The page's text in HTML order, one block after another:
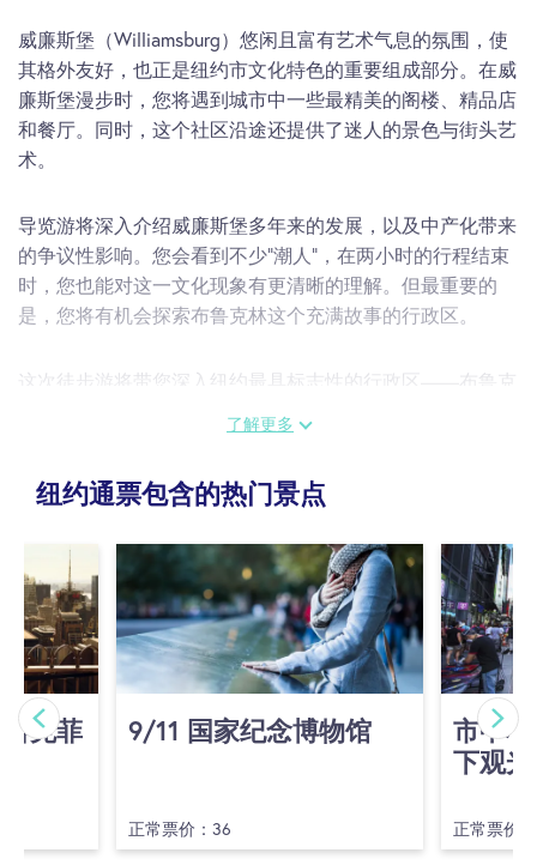
威廉斯堡（Williamsburg）悠闲且富有艺术气息的氛围，使
其格外友好，也正是纽约市文化特色的重要组成部分。在威
廉斯堡漫步时，您将遇到城市中一些最精美的阁楼、精品店
和餐厅。同时，这个社区沿途还提供了迷人的景色与街头艺
术。
导览游将深入介绍威廉斯堡多年来的发展，以及中产化带来
的争议性影响。您会看到不少“潮人”，在两小时的行程结束
时，您也能对这一文化现象有更清晰的理解。但最重要的
是，您将有机会探索布鲁克林这个充满故事的行政区。
这次徒步游将带您深入纽约最具标志性的行政区——布鲁克
林。行程精心设计，带您穿越充满活力的城市景观，感受多
威廉斯堡之旅呈现了一个历史与现代完美融合的社区独特面
术和多样化的精品店而闻名，充分体现了布鲁克林的创新精
神。当您漫步于历史砖砌建筑与现代阁楼之间时，将亲身体
验该区域从工业建筑到艺术中心的转变。
沉浸在布鲁克林充满活力的社区氛围中——从各民族美食区
到创新科技中心，您将发掘这个行政区独特的传统魅力与前
瞻活力的结合。这次导览不仅是探索布鲁克林的方式，更是
了解更多
纽约通票包含的热门景点
克菲 9/​11 国家纪念博物馆
正常票价：36
市中
下观
正常票价